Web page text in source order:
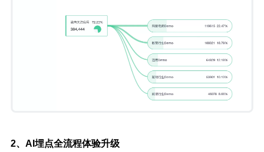
2、AI埋点全流程体验升级